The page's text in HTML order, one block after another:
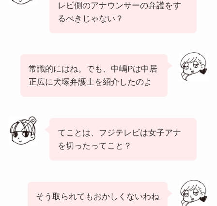
レビ側のアナウンサーの弁護をす
るべきじゃない？
常識的にはね。でも、中嶋Pは中居
正広に犬塚弁護士を紹介したのよ
てことは、フジテレビは女子アナ
を切ったってこと？
そう取られてもおかしくないわね